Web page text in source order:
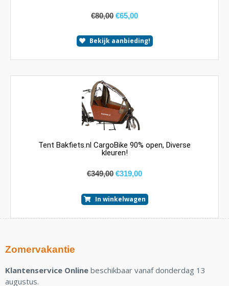
€80,00 €65,00
Bekijk aanbieding!
Tent Bakfiets.nl CargoBike 90% open, Diverse
kleuren!
€349,00 €319,00
In winkelwagen
Zomervakantie
Klantenservice Online beschikbaar vanaf donderdag 13
augustus.